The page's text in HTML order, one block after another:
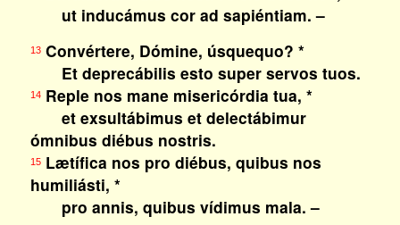
ut inducámus cor ad sapiéntiam. –
13Convértere, Dómine, úsquequo? *
Et deprecábilis esto super servos tuos.
14Reple nos mane misericórdia tua, *
et exsultábimus et delectábimur
ómnibus diébus nostris.
15Lætífica nos pro diébus, quibus nos
humiliásti, *
pro annis, quibus vídimus mala. –